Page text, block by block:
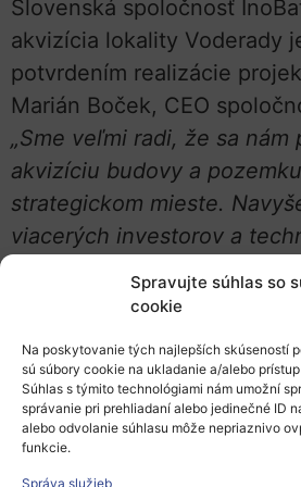
Spravujte súhlas so
cookie
Na poskytovanie tých najlepších skúseností
sú súbory cookie na ukladanie a/alebo
Súhlas s týmito technológiami nám umožní
správanie pri prehliadaní alebo jedinečné ID
alebo odvolanie súhlasu môže nepriaznivo
funkcie.
Správa služieb
Slovenská spoločnosť
akvizícia lokality Voderady
potvrdením realizácie
Marián Boček, CEO
„Sme veľmi radi, že sa nám
akvizíciu budovy a
strategickom mieste.
viacerých investorov a
tento projekt bol správnym
napredovať a pre
Európe ponúkne úplne
riešenia a stane sa pre nich